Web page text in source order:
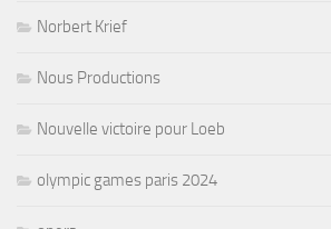
Norbert Krief
Nous Productions
Nouvelle victoire pour Loeb
olympic games paris 2024